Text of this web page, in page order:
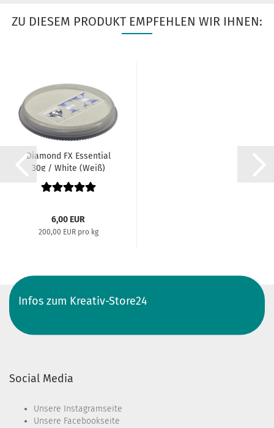
ZU DIESEM PRODUKT EMPFEHLEN WIR IHNEN:
Diamond FX Essential
30g / White (Weiß)
6,00 EUR
200,00 EUR pro kg
Infos zum Kreativ-Store24
Social Media
Unsere Instagramseite
Unsere Facebookseite